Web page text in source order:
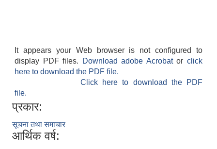
It appears your Web browser is not configured to
display PDF files.
Download adobe Acrobatorclick
here to download the PDF file.
Click here to download the PDF
file.
प्रकार:
सूचना तथा समाचार
आर्थिक वर्ष: